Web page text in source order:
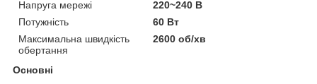
Напруга мережі
220~240 В
Потужність
60 Вт
Максимальна швидкість
обертання
2600 об/хв
Основні